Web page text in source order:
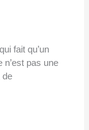
fait qu’un
pas une
de